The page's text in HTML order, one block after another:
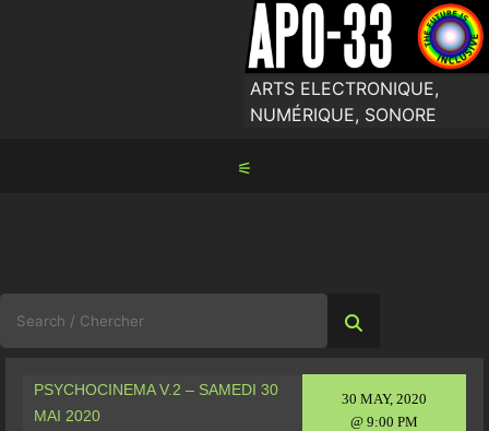
ARTS ELECTRONIQUE,
NUMÉRIQUE, SONORE
⚟
for:
30 MAY, 2020
@ 9:00 PM
PSYCHOCINEMA V.2 – SAMEDI 30
MAI 2020